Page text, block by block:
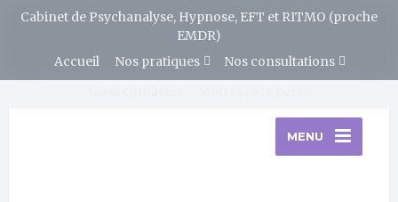
Cabinet de Psychanalyse, Hypnose, EFT et RITMO (proche
EMDR)
Accueil
Nos pratiques
Nos consultations
MENU